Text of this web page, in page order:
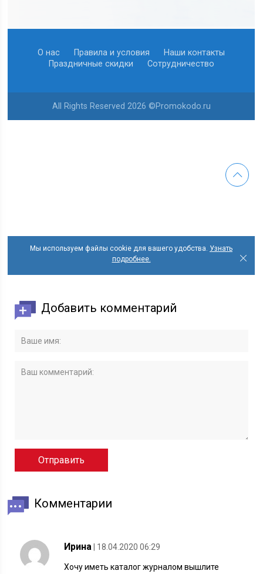
Добавить комментарий
Комментарии
Ирина | 18.04.2020 06:29
Хочу иметь каталог журналом вышлите